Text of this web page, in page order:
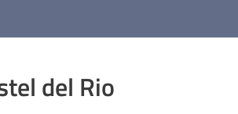
del Rio